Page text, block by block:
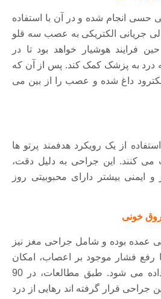
حسی انجام شده و در آن با استفاده
جریانی الکتریکی به عصب سه قلو
فرایند هوشیار خواهد بود تا در
به پزشک کمک کند. پس از آن که
داغ شده و عصب را از بین می
از یک رویکرد هدفمند پرتو ها
کنند. این جراحی به دلیل دقت،
و ایمنی بیشتر دارای محبوبیتی روز
خونی
عمده بوده و شامل جراحی مغز نیز
فشار موجود بر اعصاب، امکان
التیام و بهبود به آن ها داده می شود. طبق مطالعات، در 90
جراحی قرار گرفته اند رهایی از درد